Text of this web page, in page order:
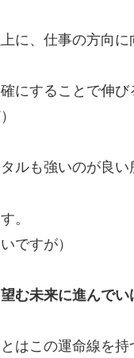
に、仕事の方向に
にすることで伸び
ルも強いのが良い
。
ですが）
む未来に進んでい
はこの運命線を持